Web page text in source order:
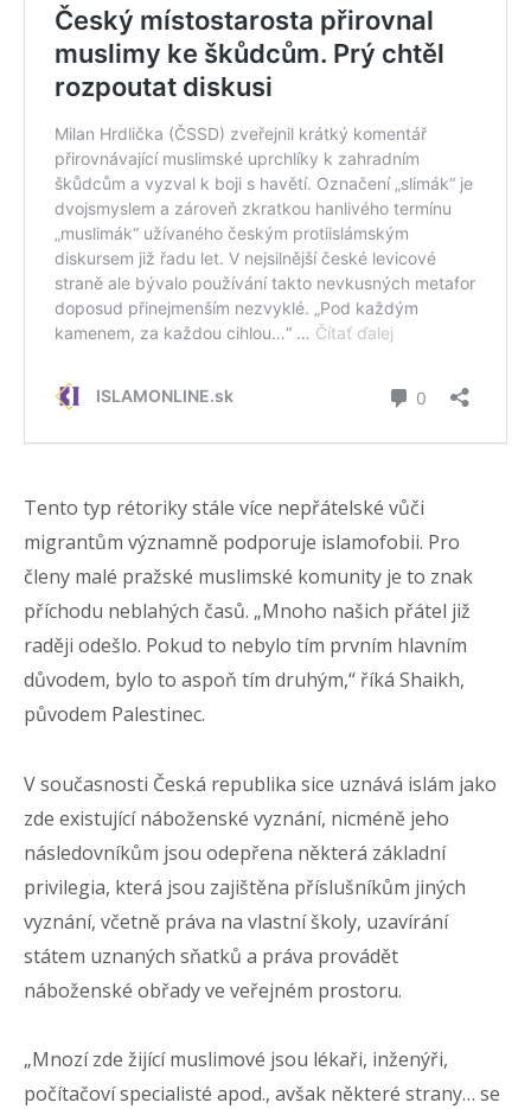
Tento typ rétoriky stále více nepřátelské vůči
migrantům významně podporuje islamofobii. Pro
členy malé pražské muslimské komunity je to znak
příchodu neblahých časů. „Mnoho našich přátel již
raději odešlo. Pokud to nebylo tím prvním hlavním
důvodem, bylo to aspoň tím druhým,“ říká Shaikh,
původem Palestinec.
V současnosti Česká republika sice uznává islám jako
zde existující náboženské vyznání, nicméně jeho
následovníkům jsou odepřena některá základní
privilegia, která jsou zajištěna příslušníkům jiných
vyznání, včetně práva na vlastní školy, uzavírání
státem uznaných sňatků a práva provádět
náboženské obřady ve veřejném prostoru.
„Mnozí zde žijící muslimové jsou lékaři, inženýři,
počítačoví specialisté apod., avšak některé strany… se